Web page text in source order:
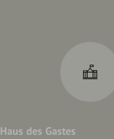
Haus des Gastes